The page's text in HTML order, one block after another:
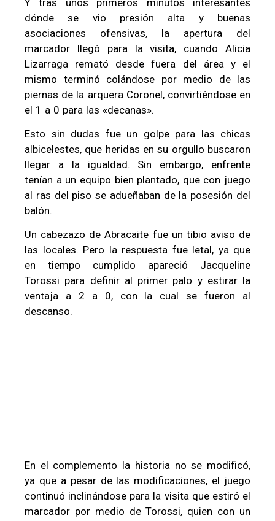
dónde se vio presión alta y buenas
asociaciones ofensivas, la apertura del
marcador llegó para la visita, cuando Alicia
Lizarraga remató desde fuera del área y el
mismo terminó colándose por medio de las
piernas de la arquera Coronel, convirtiéndose en
el 1 a 0 para las «decanas».
Esto sin dudas fue un golpe para las chicas
albicelestes, que heridas en su orgullo buscaron
llegar a la igualdad. Sin embargo, enfrente
tenían a un equipo bien plantado, que con juego
al ras del piso se adueñaban de la posesión del
balón.
Un cabezazo de Abracaite fue un tibio aviso de
las locales. Pero la respuesta fue letal, ya que
en tiempo cumplido apareció Jacqueline
Torossi para definir al primer palo y estirar la
ventaja a 2 a 0, con la cual se fueron al
descanso.
En el complemento la historia no se modificó,
ya que a pesar de las modificaciones, el juego
continuó inclinándose para la visita que estiró el
marcador por medio de Torossi, quien con un